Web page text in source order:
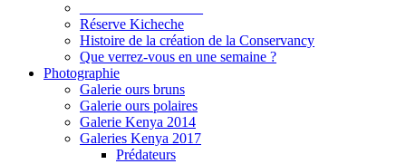
Réserve Kicheche
Histoire de la création de la Conservancy
Que verrez-vous en une semaine ?
Photographie
Galerie ours bruns
Galerie ours polaires
Galerie Kenya 2014
Galeries Kenya 2017
Prédateurs